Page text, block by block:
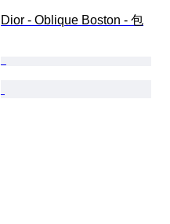
Dior - Oblique Boston - 包